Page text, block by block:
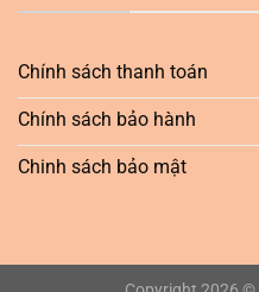
Chính sách thanh toán
Chính sách bảo hành
Chinh sách bảo mật